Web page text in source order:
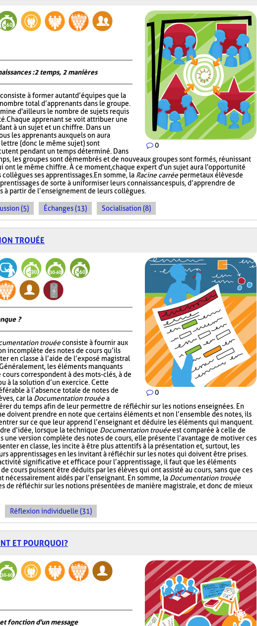
0
: 2 temps, 2 manières
à former autant d’équipes que la
total d’apprenants dans le groupe.
d'ailleurs le nombre de sujets requis
Chaque apprenant se voit attribuer une
à un sujet et un chiffre. Dans un
les apprenants auxquels on aura
(donc le même sujet) sont
pendant un temps déterminé. Dans
les groupes sont démembrés et de nouveaux groupes sont formés, réunissant
ont le même chiffre. À ce moment, chaque expert d'un sujet aura l'opportunité
ses apprentissages. En somme, la Racine carréepermet aux élèves de
de sorte à uniformiser leurs connaissances puis, d’apprendre de
à partir de l’enseignement de leurs collègues.
(5) Échanges (13) Socialisation (8)
TROUÉE
0
?
trouéeconsiste à fournir aux
incomplète des notes de cours qu’ils
en classe à l’aide de l’exposé magistral
les éléments manquants
cours correspondent à des mots-clés, à de
à la solution d’un exercice. Cette
à l’absence totale de notes de
car la Documentation trouéea
du temps afin de leur permettre de réfléchir sur les notions enseignées. En
doivent prendre en note que certains éléments et non l’ensemble des notes, ils
sur ce que leur apprend l’enseignant et déduire les éléments qui manquent.
d’idée, lorsque la technique Documentation trouéeest comparée à celle de
une version complète des notes de cours, elle présente l’avantage de motiver ces
en classe, les incite à être plus attentifs à la présentation et, surtout, les
apprentissages en les invitant à réfléchir sur les notes qui doivent être prises.
significative et efficace pour l’apprentissage, il faut que les éléments
cours puissent être déduits par les élèves qui ont assisté au cours, sans que ces
nécessairement aidés par l’enseignant. En somme, la Documentation trouée
de réfléchir sur les notions présentées de manière magistrale, et donc de mieux
Réflexion individuelle (31)
ET POURQUOI?
fonction d'un message